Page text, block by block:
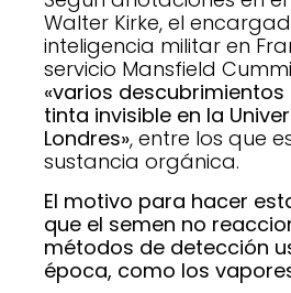
Walter Kirke, el
inteligencia militar en
servicio Mansfield
«varios
tinta invisible en la
Londres», entre los que
sustancia orgánica.
El motivo para hacer
que el semen no
métodos de detección
época, como los